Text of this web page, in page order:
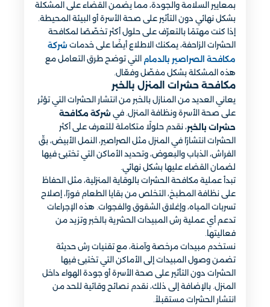
بمعايير السلامة والجودة، مما يضمن القضاء على المشكلة
بشكل نهائي دون التأثير على صحة الأسرة أو البيئة المحيطة.
إذا كنت مهتمًا بالتعرّف على حلول أكثر تخصّصًا لمكافحة
الحشرات الزاحفة، يمكنك الاطلاع أيضًا على خدمات شركة
مكافحة الصراصير بالدمام التي توضح طرق التعامل مع
هذه المشكلة بشكل مفصّل وفعّال.
مكافحة حشرات المنزل بالخبر
يعاني العديد من المنازل بالخبر من انتشار الحشرات التي تؤثر
على صحة الأسرة ونظافة المنزل. في شركة مكافحة
حشرات بالخبر، نقدم حلولًا متكاملة للتعرف على أكثر
الحشرات انتشارًا في المنزل مثل الصراصير، النمل الأبيض، بقّ
الفراش، الذباب والبعوض، وتحديد الأماكن التي تختبئ فيها
لضمان القضاء عليها بشكل نهائي.
تبدأ عملية مكافحة الحشرات بالوقاية المنزلية، مثل الحفاظ
على نظافة المطبخ، التخلص من بقايا الطعام فورًا، إصلاح
تسربات المياه، وإغلاق الشقوق والفجوات. هذه الإجراءات
تدعم أي عملية رش المبيدات الحشرية بالخبر وتزيد من
فعاليتها.
نستخدم مبيدات مرخصة وآمنة، مع تقنيات رش حديثة
تضمن وصول المبيدات إلى الأماكن التي تختبئ فيها
الحشرات دون التأثير على صحة الأسرة أو جودة الهواء داخل
المنزل. بالإضافة إلى ذلك، نقدم نصائح وقائية للحد من
انتشار الحشرات مستقبلاً.